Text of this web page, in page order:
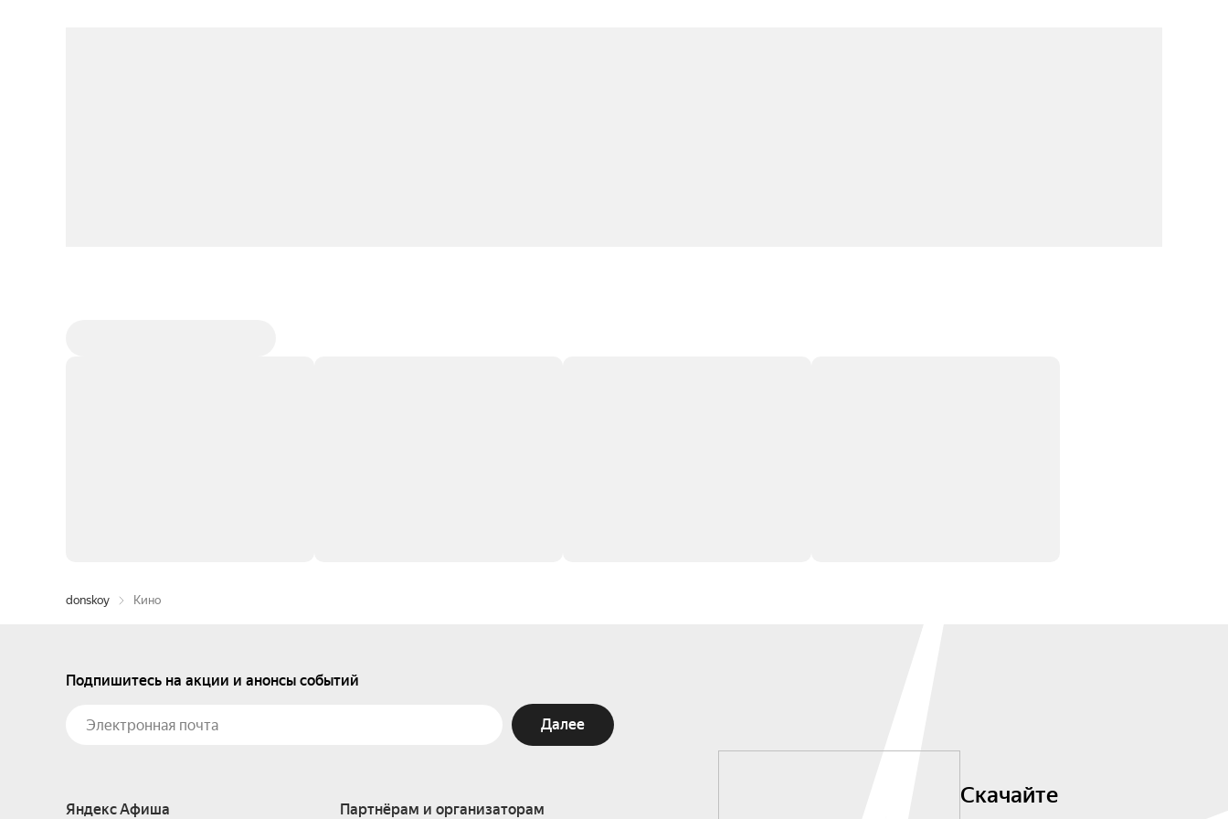
donskoy Кино
Подпишитесь на акции и анонсы событий
Далее
Яндекс Афиша Партнёрам и организаторам
Скачайте